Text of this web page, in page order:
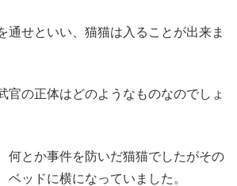
通せといい、猫猫は入ることが出来ま
官の正体はどのようなものなのでしょ
何とか事件を防いだ猫猫でしたがその
ベッドに横になっていました。